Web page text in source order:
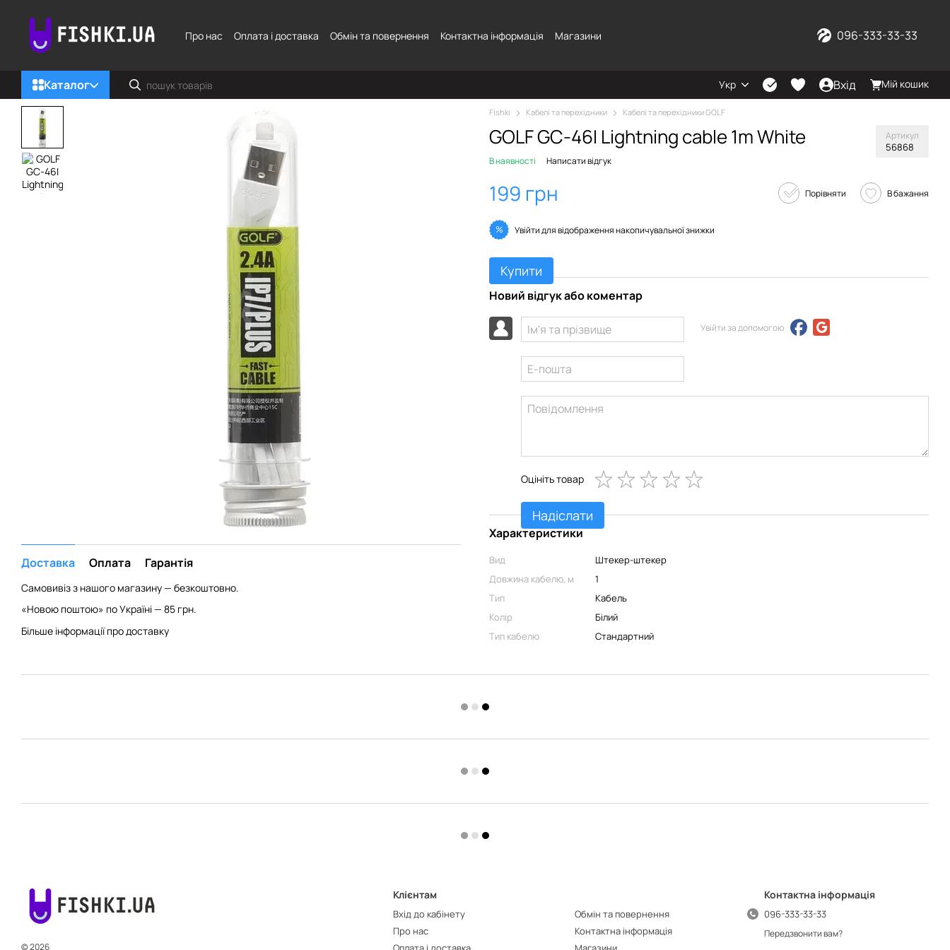
Про нас
Оплата і доставка Обмін та повернення Контактна інформація Магазини 096-333-33-33
Каталог Укр Вхід Мій кошик
Доставка Оплата Гарантія
Самовивіз з нашого магазину — безкоштовно.
«Новою поштою» по Україні — 85 грн.
Більше інформації про доставку
Fishki Кабелі та перехідники Кабелі та перехідники GOLF
GOLF GC-46I Lightning cable 1m White Артикул
56868
В наявності Написати відгук
199 грн Порівняти В бажання
% Увійтидля відображення накопичувальної знижки
Купити
Новий відгук або коментар
Увійти за допомогою
Оцініть товар
Надіслати
Характеристики
Вид
Штекер-штекер
Довжина кабелю, м
1
Тип
Кабель
Колір
Білий
Тип кабелю
Стандартний
© 2026
Клієнтам
Вхід до кабінету
Про нас
Обмін та повернення
Контактна інформація
Контактна інформація
096-333-33-33
Передзвонити вам?